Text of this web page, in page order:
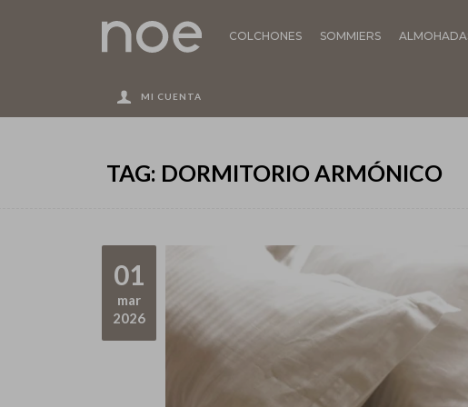
COLCHONES SOMMIERS
TAG: DORMITORIO ARMÓNICO
01
mar
2026